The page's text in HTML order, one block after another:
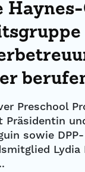
Preschool
Präsidentin
sowie DPP-
Lydia